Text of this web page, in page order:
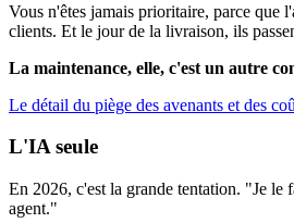
Vous n'êtes jamais prioritaire, parce que
clients. Et le jour de la livraison, ils
La maintenance, elle, c'est un autre
Le détail du piège des avenants et des
L'IA seule
En 2026, c'est la grande tentation. "Je le
agent."